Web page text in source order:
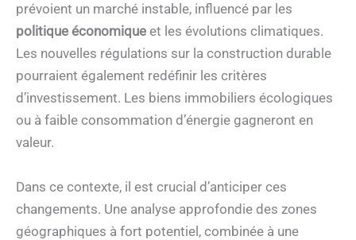
prévoient un marché instable, influencé par les
politique économique et les évolutions climatiques.
Les nouvelles régulations sur la construction durable
pourraient également redéfinir les critères
d’investissement. Les biens immobiliers écologiques
ou à faible consommation d’énergie gagneront en
valeur.
Dans ce contexte, il est crucial d’anticiper ces
changements. Une analyse approfondie des zones
géographiques à fort potentiel, combinée à une